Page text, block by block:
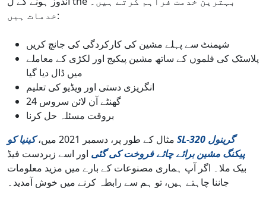
خدمات ہیں:
شپمنٹ سے پہلے مشین کی کارکردگی کی جانچ کریں
پلاسٹک کی فلموں کے ساتھ مشین پیکیج اور لکڑی کے معاملے
میں ڈال دیا گیا
انگریزی دستی اور ویڈیو کی تعلیم
24 گھنٹے آن لائن سروس
بروقت مسئلہ حل کرنا
مثال کے طور پر، دسمبر 2021 میں،
کینیا کو SL-320 گرینول
پیکنگ مشین برائے چائے فروخت کی گئی اور اسے زبردست فیڈ
بیک ملا۔ اگر آپ ہماری مصنوعات کے بارے میں مزید معلومات
جاننا چاہتے ہیں، تو ہم سے رابطہ کرنے میں خوش آمدید۔